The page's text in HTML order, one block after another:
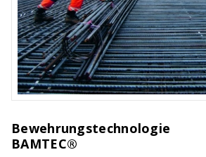
Bewehrungstechnologie
BAMTEC®